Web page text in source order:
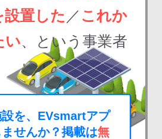
置した ／ これか
い、という事業者
を、EVsmartアプ
せんか？掲載は無